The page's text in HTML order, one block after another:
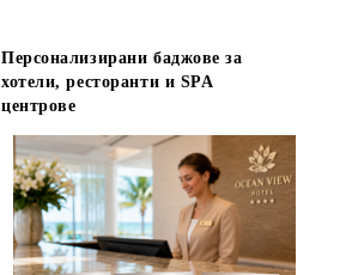
Персонализирани баджове за
хотели, ресторанти и SPA
центрове